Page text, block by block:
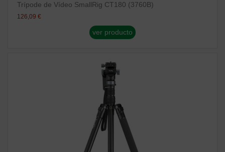
Trípode de Vídeo SmallRig CT180 (3760B)
126,09 €
ver producto